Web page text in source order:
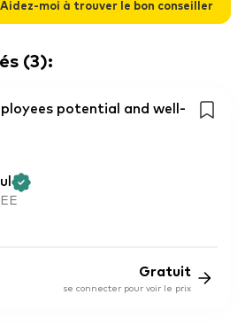
Aidez-moi à trouver le bon conseiller
(3):
potential and well-
Gratuit
se connecter pour voir le prix